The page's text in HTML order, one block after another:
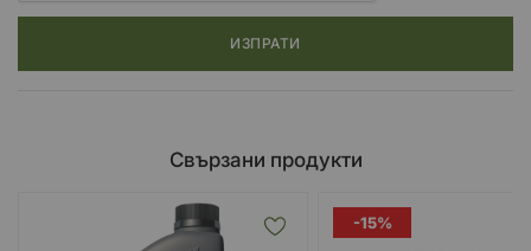
ИЗПРАТИ
Свързани продукти
-15%